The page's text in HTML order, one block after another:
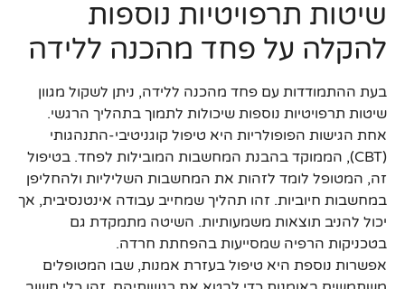
שיטות תרפויטיות נוספות
להקלה על פחד מהכנה ללידה
בעת ההתמודדות עם פחד מהכנה ללידה, ניתן לשקול מגוון
שיטות תרפויטיות נוספות שיכולות לתמוך בתהליך הרגשי.
אחת הגישות הפופולריות היא טיפול קוגניטיבי-התנהגותי
(CBT), הממוקד בהבנת המחשבות המובילות לפחד. בטיפול
זה, המטופל לומד לזהות את המחשבות השליליות ולהחליפן
במחשבות חיוביות. זהו תהליך שמחייב עבודה אינטנסיבית, אך
יכול להניב תוצאות משמעותיות. השיטה מתמקדת גם
בטכניקות הרפיה שמסייעות בהפחתת חרדה.
אפשרות נוספת היא טיפול בעזרת אמנות, שבו המטופלים